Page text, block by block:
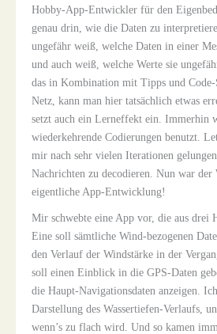
Hobby-App-Entwickler für den
genau drin, wie die Daten zu
ungefähr weiß, welche Daten in einer
und auch weiß, welche Werte sie
das in Kombination mit Tipps und Code-
Netz, kann man hier tatsächlich etwas
setzt auch ein Lerneffekt ein. Immerhin
wiederkehrende Codierungen benutzt.
mir nach sehr vielen Iterationen
Nachrichten zu decodieren. Nun war
eigentliche App-Entwicklung!
Mir schwebte eine App vor, die aus drei
Eine soll sämtliche Wind-bezogenen
den Verlauf der Windstärke in der
soll einen Einblick in die GPS-Daten
die Haupt-Navigationsdaten anzeigen.
Darstellung des Wassertiefen-Verlaufs,
wenn’s zu flach wird. Und so kamen